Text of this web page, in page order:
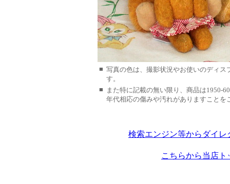
■ 写真の色は、撮影状況やお使いのディ
す。
■ また特に記載の無い限り、商品は1950-
年代相応の傷みや汚れがありますことを
検索エンジン等からダイ
こちらから当店